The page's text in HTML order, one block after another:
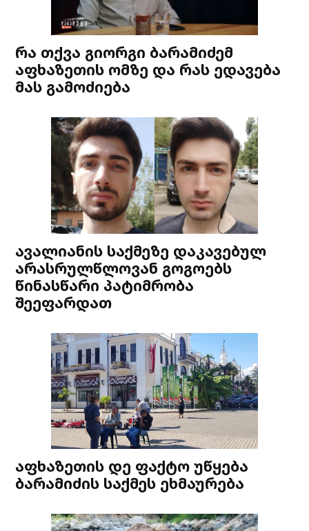
რა თქვა გიორგი ბარამიძემ
აფხაზეთის ომზე და რას ედავება
მას გამოძიება
ავალიანის საქმეზე დაკავებულ
არასრულწლოვან გოგოებს
წინასწარი პატიმრობა
შეეფარდათ
აფხაზეთის დე ფაქტო უწყება
ბარამიძის საქმეს ეხმაურება